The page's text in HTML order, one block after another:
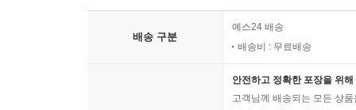
배송 구분
예스24 배송
배송비 : 무료배송
안전하고 정확한 포장을 위
고객님께 배송되는 모든 상